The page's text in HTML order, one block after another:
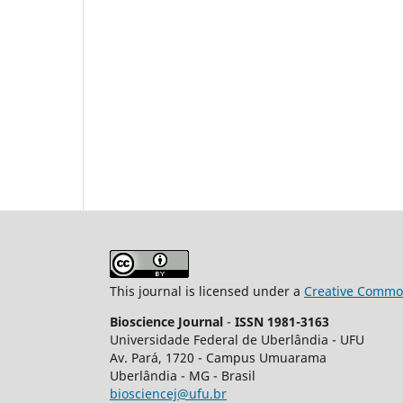
This journal is licensed under a Creative
Bioscience Journal - ISSN 1981-3163
Universidade Federal de Uberlândia - UFU
Av. Pará, 1720 - Campus Umuarama
Uberlândia - MG - Brasil
biosciencej@ufu.br